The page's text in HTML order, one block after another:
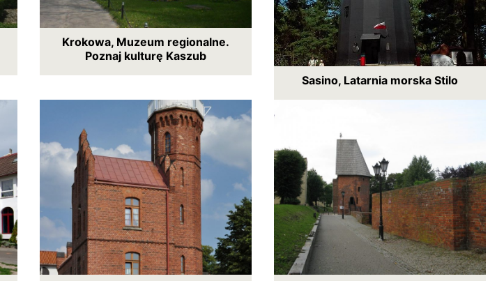
Krokowa, Muzeum regionalne.
Poznaj kulturę Kaszub
Sasino, Latarnia morska Stilo